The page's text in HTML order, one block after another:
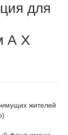
для
А Х
жителей